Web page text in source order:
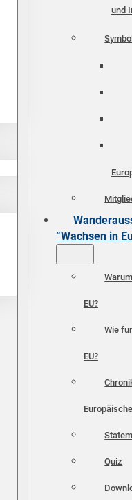
und
“Wachsen in
EU?
Wie
EU?
Quiz